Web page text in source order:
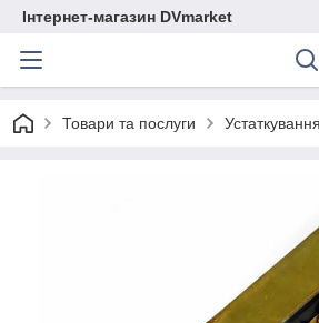
Інтернет-магазин DVmarket
Товари та послуги